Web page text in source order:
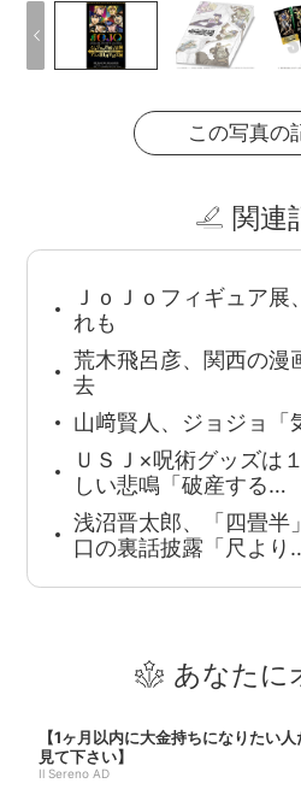
この写真の
関連
ＪｏＪｏフィギュア展
れも
荒木飛呂彦、関西の漫
去
山﨑賢人、ジョジョ「
ＵＳＪ×呪術グッズは
しい悲鳴「破産する…
浅沼晋太郎、「四畳半
口の裏話披露「尺より
あなたに
【1ヶ月以内に大金持ちになりたい人
見て下さい】
Il Sereno AD